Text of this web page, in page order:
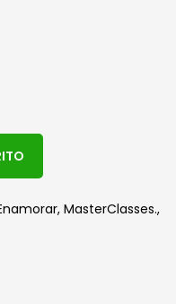
, MasterClasses.,